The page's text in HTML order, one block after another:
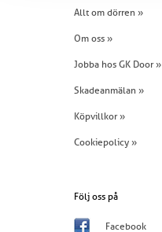
Allt om dörren »
Om oss »
Jobba hos GK Door »
Skadeanmälan »
Köpvillkor »
Cookiepolicy »
Följ oss på
Facebook